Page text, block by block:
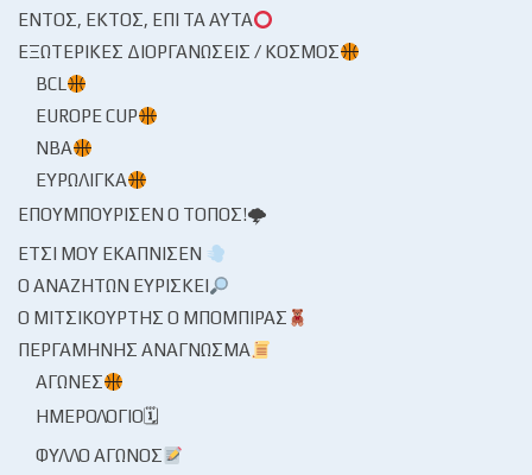
ΕΝΤΌΣ, ΕΚΤΌΣ, ΕΠΊ ΤΑ ΑΥΤΆ
ΕΞΩΤΕΡΙΚΈΣ ΔΙΟΡΓΑΝΏΣΕΙΣ / ΚΌΣΜΟΣ
BCL
EUROPE CUP
NBA
ΕΥΡΩΛΊΓΚΑ
ΕΠΟΥΜΠΟΎΡΙΣΕΝ Ο ΤΌΠΟΣ!🌩
ΈΤΣΙ ΜΟΥ ΕΚΆΠΝΙΣΕΝ
Ο ΑΝΑΖΗΤΏΝ ΕΥΡΊΣΚΕΙ
Ο ΜΙΤΣΙΚΟΥΡΤΉΣ Ο ΜΠΌΜΠΙΡΑΣ
ΠΕΡΓΑΜΗΝΉΣ ΑΝΆΓΝΩΣΜΑ
ΑΓΏΝΕΣ
ΗΜΕΡΟΛΌΓΙΟ🗓
ΦΎΛΛΟ ΑΓΏΝΟΣ